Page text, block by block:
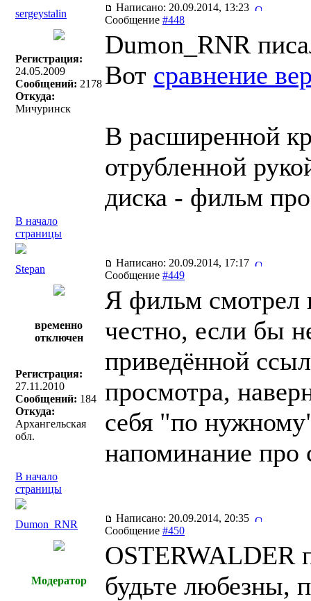
sergeystalin
Написано: 20.09.2014, 13:23
Сообщение #448
Регистрация:
24.05.2009
Сообщений: 2178
Откуда:
Мичуринск
Dumon_RNR
Вот сравнение
В расширенной
отрубленной
диска - фильм
В начало
страницы
Stepan
Написано: 20.09.2014, 17:17
Сообщение #449
временно
отключен
Регистрация:
27.11.2010
Сообщений: 184
Откуда:
Архангельская
обл.
Я фильм смотрел
честно, если бы
приведённой
просмотра,
себя "по
напоминание про
В начало
страницы
Dumon_RNR
Написано: 20.09.2014, 20:35
Сообщение #450
Модератор
OSTERWALDER
будьте любезны,